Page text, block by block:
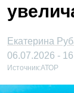
Екатерина
06.07.2026 -
Источник:АТОР